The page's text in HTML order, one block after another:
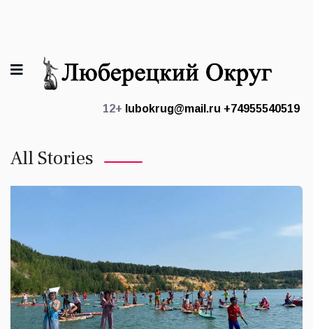
12+ lubokrug@mail.ru +74955540519
All Stories